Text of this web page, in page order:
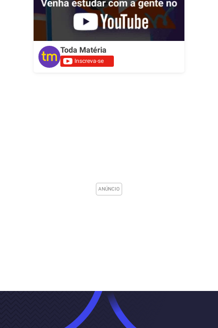
Toda Matéria
Inscreva-se